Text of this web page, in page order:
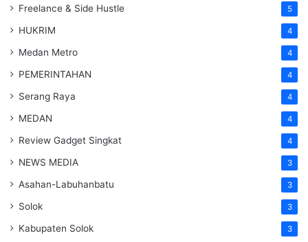
Freelance & Side Hustle 5
HUKRIM 4
Medan Metro 4
PEMERINTAHAN 4
Serang Raya 4
MEDAN 4
Review Gadget Singkat 4
NEWS MEDIA 3
Asahan-Labuhanbatu 3
Solok 3
Kabupaten Solok 3